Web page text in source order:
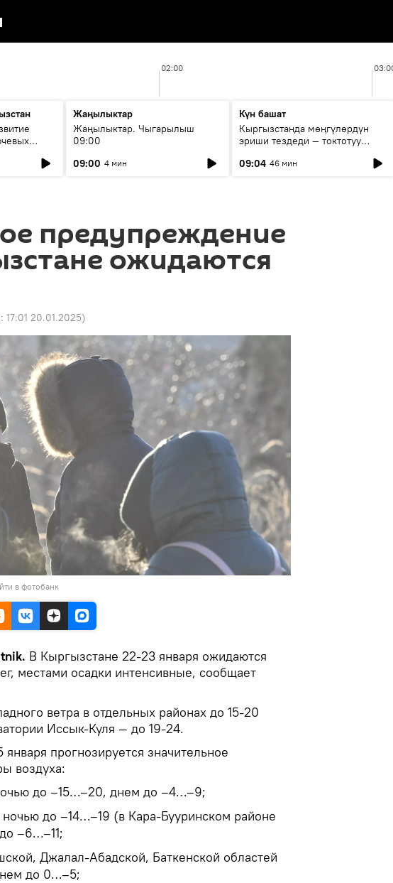
02:00
Жаңылыктар
Жаңылыктар. Чыгарылыш
09:00
09:00 4 мин
Күн башат
Кыргызстанда мөңгүлөрдүн
эриши тездеди — токтотуу
09:04 46 мин
предупреждение
ожидаются
17:01 20.01.2025)
в фотобанк
В Кыргызстане 22-23 января ожидаются
местами осадки интенсивные, сообщает
ветра в отдельных районах до 15-20
Иссык-Куля — до 19-24.
прогнозируется значительное
воздуха:
до –15…–20, днем до –4…–9;
ночью до –14…–19 (в Кара-Бууринском районе
–6…–11;
Джалал-Абадской, Баткенской областей
до 0…–5;